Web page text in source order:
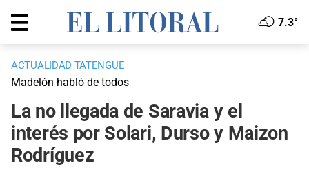
7.3°
ACTUALIDAD TATENGUE
Madelón habló de todos
La no llegada de Saravia y el
interés por Solari, Durso y Maizon
Rodríguez